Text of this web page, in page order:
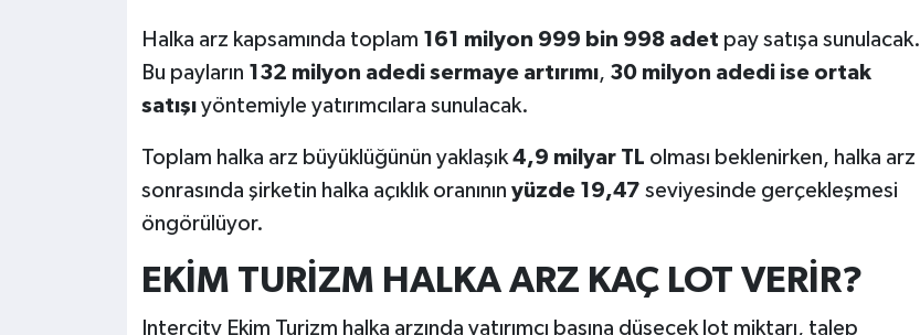
Halka arz kapsamında toplam 161 milyon 999 bin 998 adet pay satışa sunulacak.
Bu payların 132 milyon adedi sermaye artırımı, 30 milyon adedi ise ortak
satışıyöntemiyle yatırımcılara sunulacak.
Toplam halka arz büyüklüğünün yaklaşık 4,9 milyar TL olması beklenirken, halka arz
sonrasında şirketin halka açıklık oranının yüzde 19,47 seviyesinde gerçekleşmesi
öngörülüyor.
EKİM TURİZM HALKA ARZ KAÇ LOT VERİR?
Intercity Ekim Turizm halka arzında yatırımcı başına düşecek lot miktarı, talep